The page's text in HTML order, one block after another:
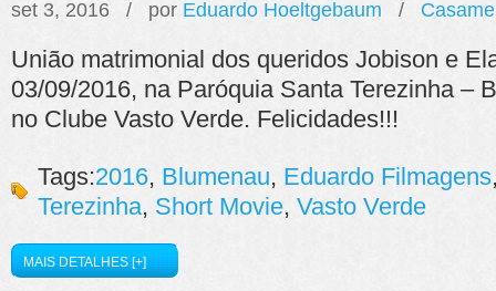
set 3, 2016 / por Eduardo Hoeltgebaum /
União matrimonial dos queridos Jobison e
03/09/2016, na Paróquia Santa Terezinha –
no Clube Vasto Verde. Felicidades!!!
Tags:2016, Blumenau, Eduardo Filmagens
Terezinha, Short Movie, Vasto Verde
MAIS DETALHES [+]